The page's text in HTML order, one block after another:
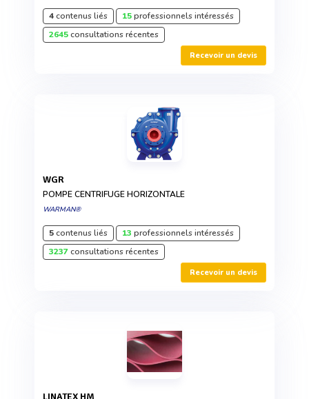
4contenus liés 15professionnels intéressés
2645consultations récentes
Recevoir un devis
WGR
POMPE CENTRIFUGE HORIZONTALE
WARMAN®
5contenus liés 13 professionnels intéressés
3237consultations récentes
Recevoir un devis
LINATEX HM